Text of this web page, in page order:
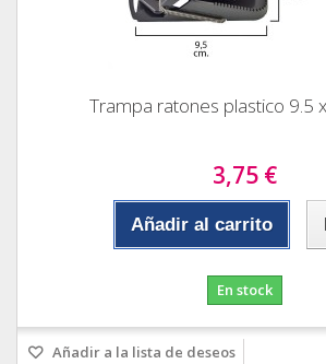
Trampa ratones plastico 9.5 x
3,75 €
Añadir al carrito
En stock
Añadir a la lista de deseos